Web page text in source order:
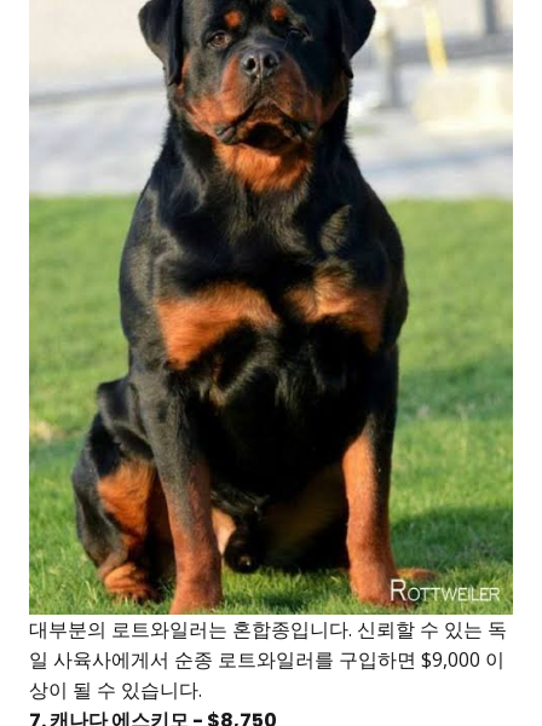
대부분의 로트와일러는 혼합종입니다. 신뢰할 수 있는 독
일 사육사에게서 순종 로트와일러를 구입하면 $9,000 이
상이 될 수 있습니다.